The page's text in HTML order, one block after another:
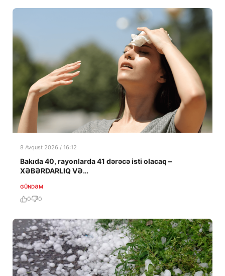
8 Avqust 2026 / 16:12
Bakıda 40, rayonlarda 41 dərəcə isti olacaq –
XƏBƏRDARLIQ VƏ…
GÜNDƏM
0 0